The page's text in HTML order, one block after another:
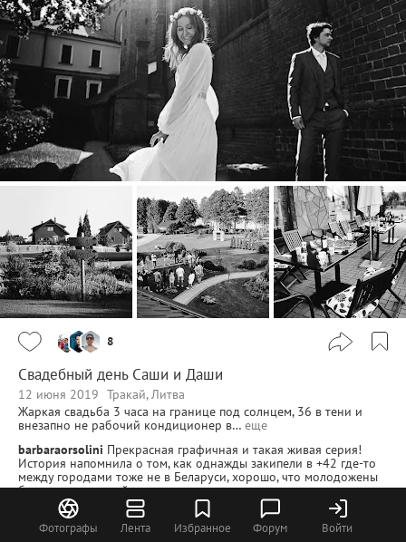
Фотографы Лента Избранное Форум Войти
8
Свадебный день Саши и Даши
12 июня 2019 Тракай, Литва
Жаркая свадьба 3 часа на границе под солнцем, 36 в тени и
внезапно не рабочий кондиционер в… еще
barbaraorsolini Прекрасная графичная и такая живая серия!
История напомнила о том, как однажды закипели в +42 где-то
между городами тоже не в Беларуси, хорошо, что молодожены
были на отдельной машине и удалось успеть закончить съемку
на закате, как планировали.
ivanko Спасибо за Вашу историю. Спасибо за отзыв.